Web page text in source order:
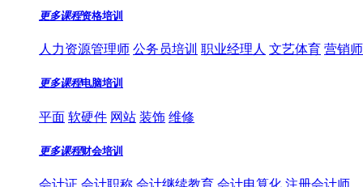
更多课程资格培训
人力资源管理师 公务员培训 职业经理人 文艺体育 营销
更多课程电脑培训
平面 软硬件 网站 装饰 维修
更多课程财会培训
会计证 会计职称 会计继续教育 会计电算化 注册会计师